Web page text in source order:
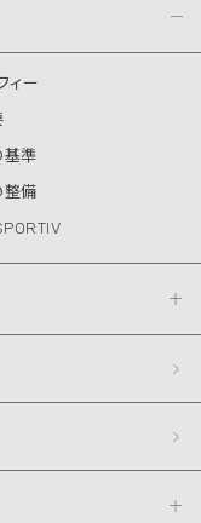
ィー
基準
整備